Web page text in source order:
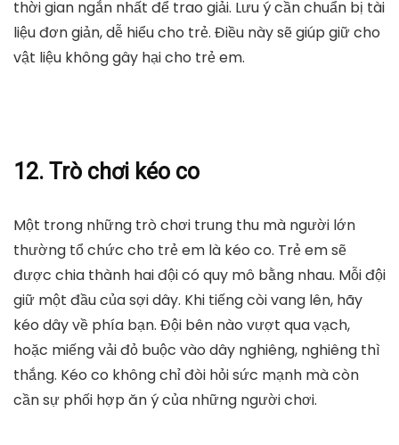
thời gian ngắn nhất để trao giải. Lưu ý cần chuẩn bị tài
liệu đơn giản, dễ hiểu cho trẻ. Điều này sẽ giúp giữ cho
vật liệu không gây hại cho trẻ em.
12. Trò chơi kéo co
Một trong những trò chơi trung thu mà người lớn
thường tổ chức cho trẻ em là kéo co. Trẻ em sẽ
được chia thành hai đội có quy mô bằng nhau. Mỗi đội
giữ một đầu của sợi dây. Khi tiếng còi vang lên, hãy
kéo dây về phía bạn. Đội bên nào vượt qua vạch,
hoặc miếng vải đỏ buộc vào dây nghiêng, nghiêng thì
thắng. Kéo co không chỉ đòi hỏi sức mạnh mà còn
cần sự phối hợp ăn ý của những người chơi.